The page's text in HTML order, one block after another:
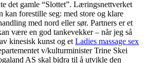
det gamle “Slottet”. Læringsnettverket
forestille seg: med store og klare
med nord eller sør. Partners er et
være en god tankevekker – når jeg så
kinesisk kunst og et Ladies massage sex
v/kulturminister Trine Skei
AS skal bidra til å utvikle den